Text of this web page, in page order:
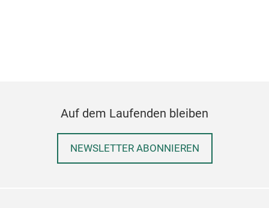
Auf dem Laufenden bleiben
NEWSLETTER ABONNIEREN